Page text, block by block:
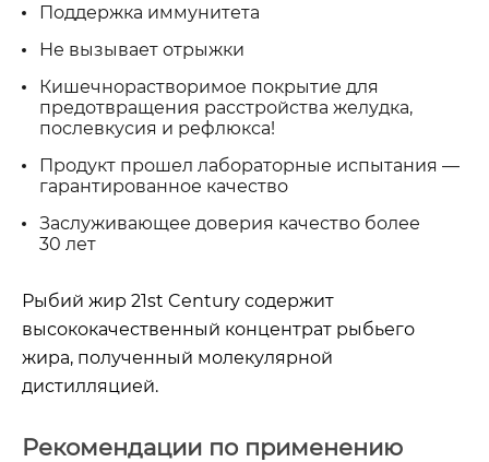
Поддержка иммунитета
Не вызывает отрыжки
Кишечнорастворимое покрытие для
предотвращения расстройства желудка,
послевкусия и рефлюкса!
Продукт прошел лабораторные испытания —
гарантированное качество
Заслуживающее доверия качество более
30 лет
Рыбий жир 21st Century содержит
высококачественный концентрат рыбьего
жира, полученный молекулярной
дистилляцией.
Рекомендации по применению